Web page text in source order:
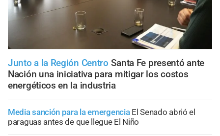
Junto a la Región Centro Santa Fe presentó ante
Nación una iniciativa para mitigar los costos
energéticos en la industria
Media sanción para la emergencia El Senado abrió el
paraguas antes de que llegue El Niño